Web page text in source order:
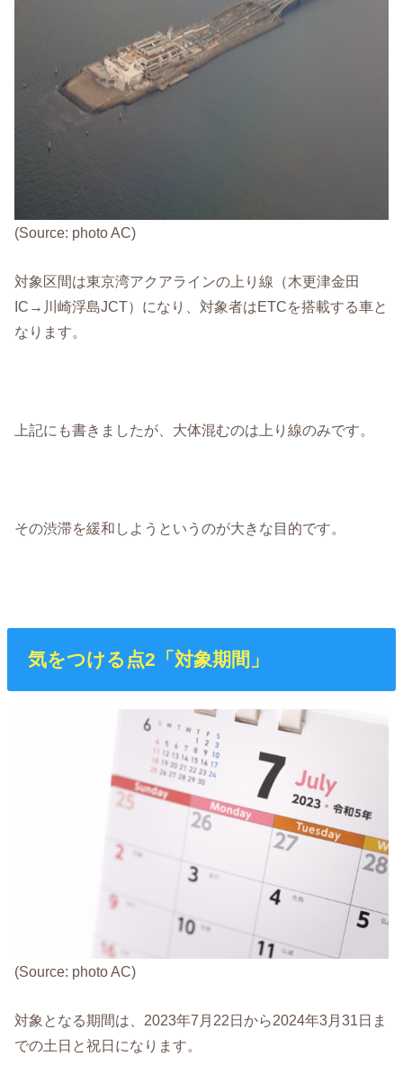
(Source: photo AC)
対象区間は東京湾アクアラインの上り線（木更津金田
IC→川崎浮島JCT）になり、対象者はETCを搭載する車と
なります。
上記にも書きましたが、大体混むのは上り線のみです。
その渋滞を緩和しようというのが大きな目的です。
気をつける点2「対象期間」
(Source: photo AC)
対象となる期間は、2023年7月22日から2024年3月31日ま
での土日と祝日になります。